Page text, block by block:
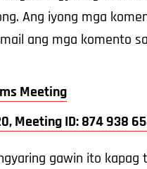
Ang iyong mga
ang mga komento
Meeting
Meeting ID: 874 938
gawin ito kapag